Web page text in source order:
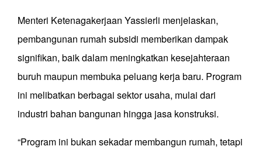
Menteri Ketenagakerjaan Yassierli menjelaskan,
pembangunan rumah subsidi memberikan dampak
signifikan, baik dalam meningkatkan kesejahteraan
buruh maupun membuka peluang kerja baru. Program
ini melibatkan berbagai sektor usaha, mulai dari
industri bahan bangunan hingga jasa konstruksi.
“Program ini bukan sekadar membangun rumah, tetapi